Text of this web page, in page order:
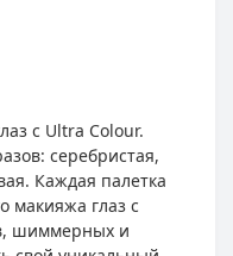
с Ultra Colour.
серебристая,
Каждая палетка
макияжа глаз с
шиммерных и